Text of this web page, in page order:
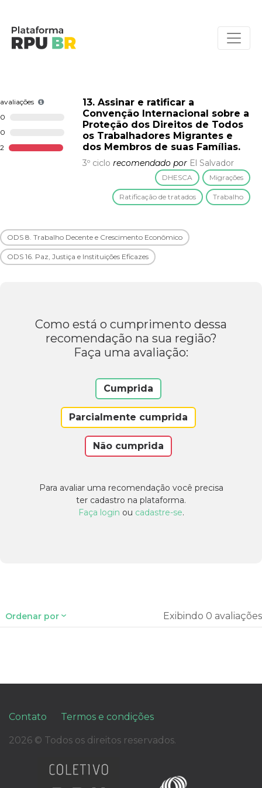
avaliações
0
0
2
13. Assinar e ratificar a
Convenção Internacional sobre a
Proteção dos Direitos de Todos
os Trabalhadores Migrantes e
dos Membros de suas Famílias.
3º ciclo recomendado por El Salvador
DHESCA Migrações
Ratificação de tratados Trabalho
ODS 8. Trabalho Decente e Crescimento Econômico
ODS 16. Paz, Justiça e Instituições Eficazes
Como está o cumprimento dessa
recomendação na sua região?
Faça uma avaliação:
Cumprida
Parcialmente cumprida
Não cumprida
Para avaliar uma recomendação você precisa
ter cadastro na plataforma.
Faça login ou cadastre-se.
Ordenar por Exibindo 0 avaliações
Contato Termos e condições
2026 © Todos os direitos reservados.